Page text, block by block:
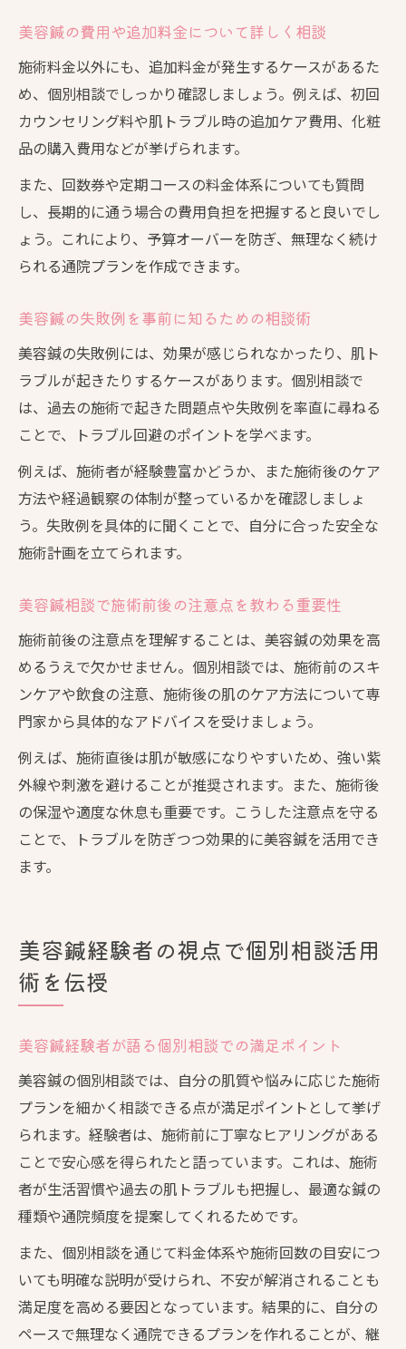
美容鍼の費用や追加料金について詳しく相談
施術料金以外にも、追加料金が発生するケースがあるた
め、個別相談でしっかり確認しましょう。例えば、初回
カウンセリング料や肌トラブル時の追加ケア費用、化粧
品の購入費用などが挙げられます。
また、回数券や定期コースの料金体系についても質問
し、長期的に通う場合の費用負担を把握すると良いでし
ょう。これにより、予算オーバーを防ぎ、無理なく続け
られる通院プランを作成できます。
美容鍼の失敗例を事前に知るための相談術
美容鍼の失敗例には、効果が感じられなかったり、肌ト
ラブルが起きたりするケースがあります。個別相談で
は、過去の施術で起きた問題点や失敗例を率直に尋ねる
ことで、トラブル回避のポイントを学べます。
例えば、施術者が経験豊富かどうか、また施術後のケア
方法や経過観察の体制が整っているかを確認しましょ
う。失敗例を具体的に聞くことで、自分に合った安全な
施術計画を立てられます。
美容鍼相談で施術前後の注意点を教わる重要性
施術前後の注意点を理解することは、美容鍼の効果を高
めるうえで欠かせません。個別相談では、施術前のスキ
ンケアや飲食の注意、施術後の肌のケア方法について専
門家から具体的なアドバイスを受けましょう。
例えば、施術直後は肌が敏感になりやすいため、強い紫
外線や刺激を避けることが推奨されます。また、施術後
の保湿や適度な休息も重要です。こうした注意点を守る
ことで、トラブルを防ぎつつ効果的に美容鍼を活用でき
ます。
美容鍼経験者の視点で個別相談活用
術を伝授
美容鍼経験者が語る個別相談での満足ポイント
美容鍼の個別相談では、自分の肌質や悩みに応じた施術
プランを細かく相談できる点が満足ポイントとして挙げ
られます。経験者は、施術前に丁寧なヒアリングがある
ことで安心感を得られたと語っています。これは、施術
者が生活習慣や過去の肌トラブルも把握し、最適な鍼の
種類や通院頻度を提案してくれるためです。
また、個別相談を通じて料金体系や施術回数の目安につ
いても明確な説明が受けられ、不安が解消されることも
満足度を高める要因となっています。結果的に、自分の
ペースで無理なく通院できるプランを作れることが、継